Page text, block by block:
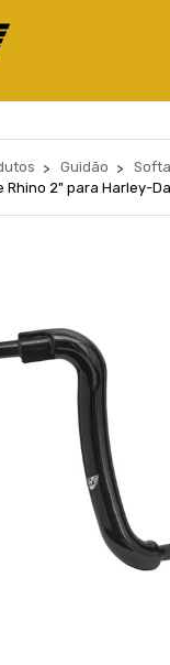
Guidão
Rhino 2" para Harley-